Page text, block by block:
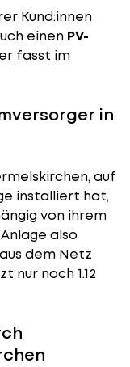
Kund:innen
einen PV-
fasst im
in
auf
installiert hat,
von ihrem
also
dem Netz
nur noch 1.12